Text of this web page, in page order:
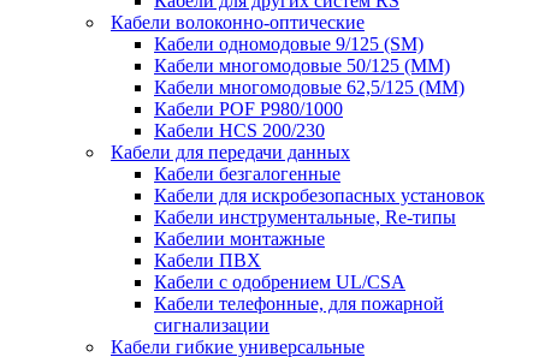
Кабели волоконно-оптические
Кабели одномодовые 9/125 (SM)
Кабели многомодовые 50/125 (ММ)
Кабели многомодовые 62,5/125 (ММ)
Кабели POF P980/1000
Кабели HCS 200/230
Кабели для передачи данных
Кабели безгалогенные
Кабели для искробезопасных установок
Кабели инструментальные, Re-типы
Кабелии монтажные
Кабели ПВХ
Кабели с одобрением UL/CSA
Кабели телефонные, для пожарной
сигнализации
Кабели гибкие универсальные